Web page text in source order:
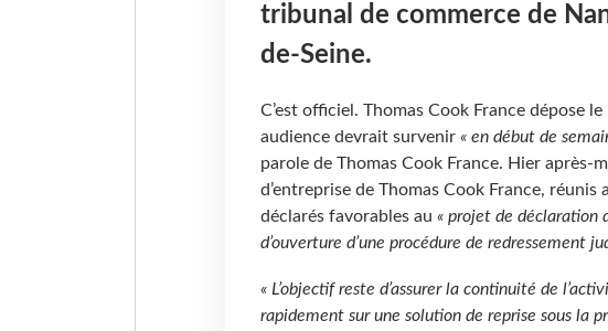
tribunal de commerce de
de-Seine.
C’est officiel. Thomas Cook France dépose
audience devrait survenir « en début de
parole de Thomas Cook France. Hier après-
d’entreprise de Thomas Cook France, réunis
déclarés favorables au « projet de déclaration
d’ouverture d’une procédure de redressement
« L’objectif reste d’assurer la continuité de
rapidement sur une solution de reprise sous la